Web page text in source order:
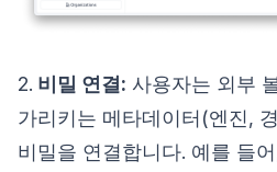
2. 비밀 연결: 사용자는 외부
가리키는 메타데이터(엔진,
비밀을 연결합니다. 예를 들